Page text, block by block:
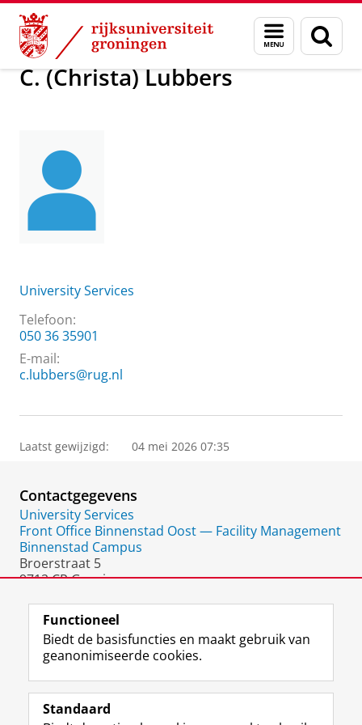
Skip
Content
Skip
Navigation
Menu
en
zoeken
Over ons C. (Christa) Lubbers
C. (Christa) Lubbers
University Services
Telefoon:
050 36 35901
E-mail:
c.lubbers@rug.nl
Laatst gewijzigd: 04 mei 2026 07:35
Contactgegevens
University Services
Front Office Binnenstad Oost — Facility Management
Binnenstad Campus
Broerstraat 5
9712 CP Groningen
Volg de RUG
F
a
L
i
R
S
I
n
Y
o
Functioneel
Biedt de basisfuncties en maakt gebruik van
geanonimiseerde cookies.
Standaard